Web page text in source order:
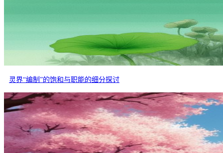
灵界“编制”的饱和与职能的细分探讨